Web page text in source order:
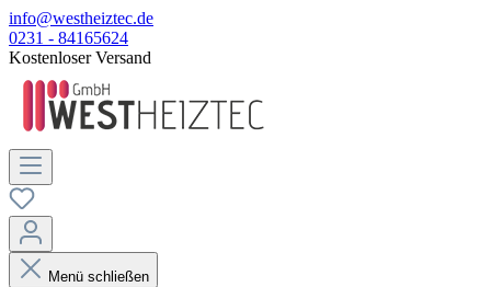
info@westheiztec.de
0231 - 84165624
Kostenloser Versand
Menü schließen